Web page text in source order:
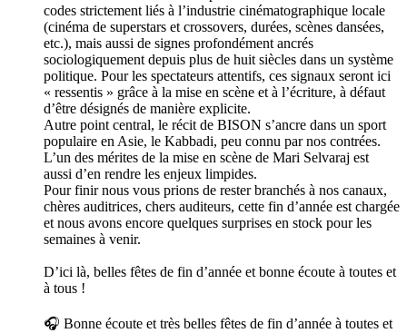
codes strictement liés à l’industrie cinématographique locale
(cinéma de superstars et crossovers, durées, scènes dansées,
etc.), mais aussi de signes profondément ancrés
sociologiquement depuis plus de huit siècles dans un système
politique. Pour les spectateurs attentifs, ces signaux seront ici
« ressentis » grâce à la mise en scène et à l’écriture, à défaut
d’être désignés de manière explicite.
Autre point central, le récit de BISON s’ancre dans un sport
populaire en Asie, le Kabbadi, peu connu par nos contrées.
L’un des mérites de la mise en scène de Mari Selvaraj est
aussi d’en rendre les enjeux limpides.
Pour finir nous vous prions de rester branchés à nos canaux,
chères auditrices, chers auditeurs, cette fin d’année est chargée
et nous avons encore quelques surprises en stock pour les
semaines à venir.
D’ici là, belles fêtes de fin d’année et bonne écoute à toutes et
à tous !
🎧 Bonne écoute et très belles fêtes de fin d’année à toutes et